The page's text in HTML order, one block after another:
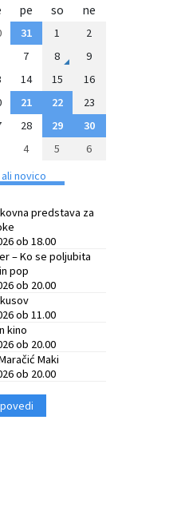
pe so ne
31 1
2
7 8
9
14 15
16
21 22
23
28 29
30
4 5 6
novico
predstava za
ob 18.00
– Ko se poljubita
pop
ob 20.00
ob 11.00
kino
ob 20.00
Maki
ob 20.00